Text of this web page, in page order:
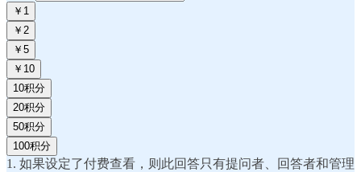
￥1
￥2
￥5
￥10
10积分
20积分
50积分
100积分
1. 如果设定了付费查看，则此回答只有提问者、回答者和管理